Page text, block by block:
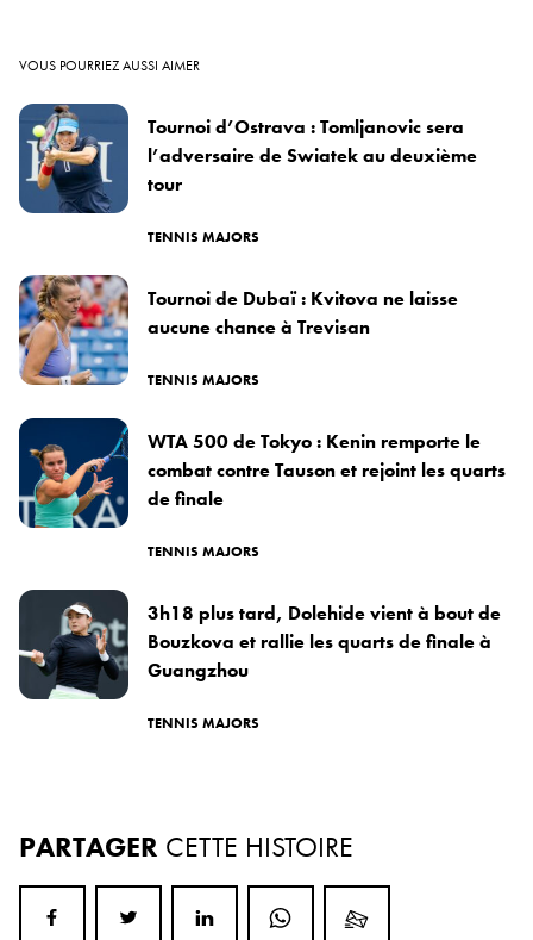
VOUS POURRIEZ AUSSI AIMER
Tournoi d’Ostrava : Tomljanovic sera
l’adversaire de Swiatek au deuxième
tour
TENNIS MAJORS
Tournoi de Dubaï : Kvitova ne laisse
aucune chance à Trevisan
TENNIS MAJORS
WTA 500 de Tokyo : Kenin remporte le
combat contre Tauson et rejoint les quarts
de finale
TENNIS MAJORS
3h18 plus tard, Dolehide vient à bout de
Bouzkova et rallie les quarts de finale à
Guangzhou
TENNIS MAJORS
PARTAGER CETTE HISTOIRE